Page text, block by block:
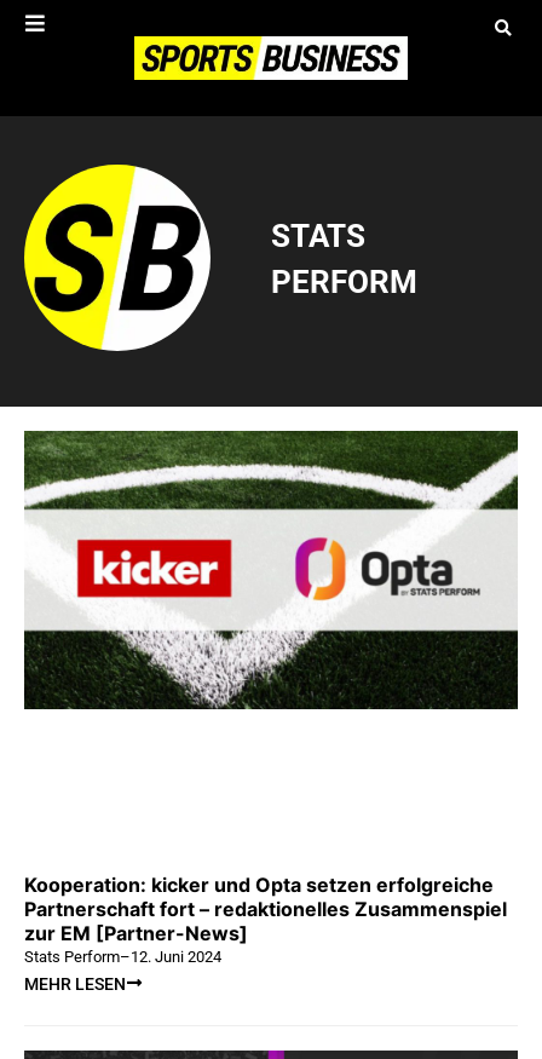
STATS
PERFORM
Kooperation: kicker und Opta setzen erfolgreiche
Partnerschaft fort – redaktionelles Zusammenspiel
zur EM [Partner-News]
Stats Perform–12. Juni 2024
MEHR LESEN